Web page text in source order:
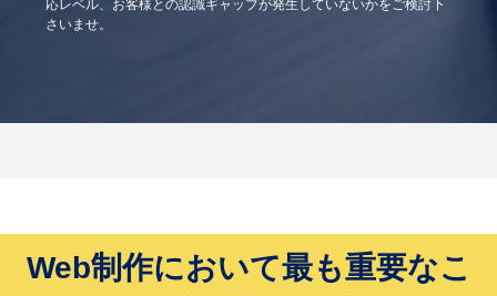
応レベル、お客様との認識ギャップが発生していないかをご検討下
さいませ。
Web制作において最も重要なこ